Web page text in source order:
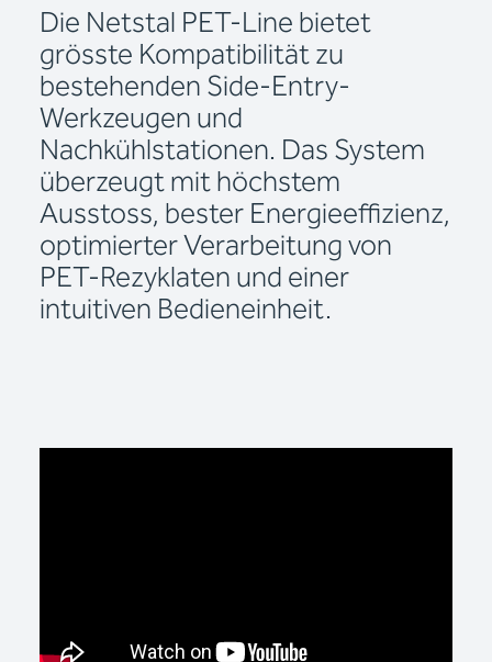
Die Netstal PET-Line bietet
grösste Kompatibilität zu
bestehenden Side-Entry-
Werkzeugen und
Nachkühlstationen. Das System
überzeugt mit höchstem
Ausstoss, bester Energieeffizienz,
optimierter Verarbeitung von
PET-Rezyklaten und einer
intuitiven Bedieneinheit.